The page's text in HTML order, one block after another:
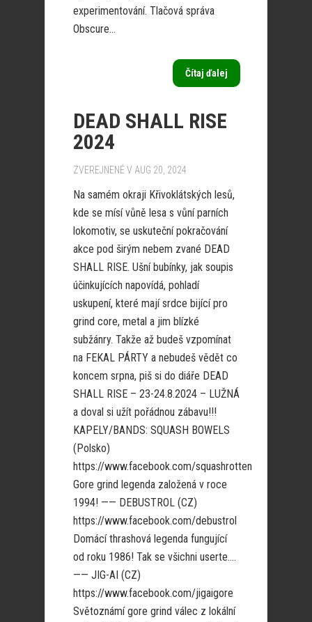
experimentování. Tlačová správa
Obscure...
Čítaj ďalej
DEAD SHALL RISE
2024
ZVEREJNENÉ V AUG 20, 2024
Na samém okraji Křivoklátských lesů,
kde se mísí vůně lesa s vůní parních
lokomotiv, se uskuteční pokračování
akce pod širým nebem zvané DEAD
SHALL RISE. Ušní bubínky, jak soupis
účinkujících napovídá, pohladí
uskupení, které mají srdce bijící pro
grind core, metal a jim blízké
subžánry. Takže až budeš vzpomínat
na FEKAL PÁRTY a nebudeš vědět co
koncem srpna, piš si do diáře DEAD
SHALL RISE – 23-24.8.2024 – LUŽNÁ
a doval si užít pořádnou zábavu!!!
KAPELY/BANDS: SQUASH BOWELS
(Polsko)
https://www.facebook.com/squashrotten
Gore grind legenda založená v roce
1994! —— DEBUSTROL (CZ)
https://www.facebook.com/debustrol
Domácí thrashová legenda fungující
od roku 1986! Tak se všichni userte….
—— JIG-AI (CZ)
https://www.facebook.com/jigaigore
Světoznámí gore grind válec z lokální